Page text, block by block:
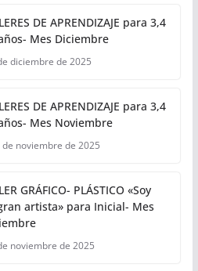
DE APRENDIZAJE para 3,4
Mes Diciembre
diciembre de 2025
DE APRENDIZAJE para 3,4
Mes Noviembre
de noviembre de 2025
GRÁFICO- PLÁSTICO «Soy
artista» para Inicial- Mes
noviembre de 2025